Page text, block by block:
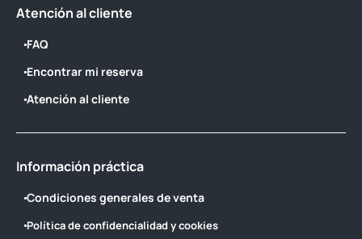
Atención al cliente
FAQ
Encontrar mi reserva
Atención al cliente
Información práctica
Condiciones generales de venta
Política de confidencialidad y cookies